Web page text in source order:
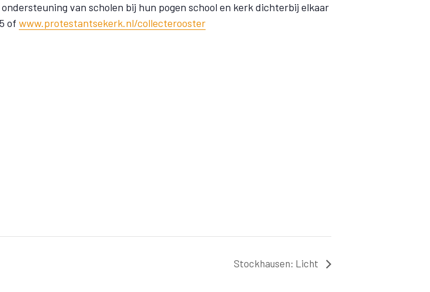
van scholen bij hun pogen school en kerk dichterbij elkaar
of www.protestantsekerk.nl/collecterooster
Stockhausen: Licht